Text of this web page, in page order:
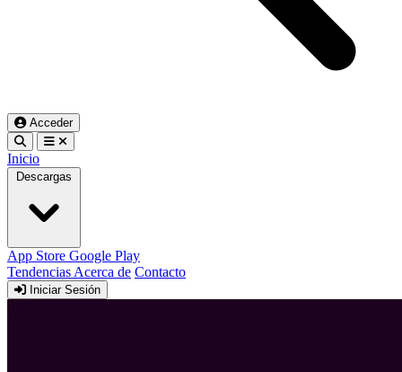
Acceder
Inicio
Descargas
App Store Google Play
Tendencias Acerca de Contacto
Iniciar Sesión